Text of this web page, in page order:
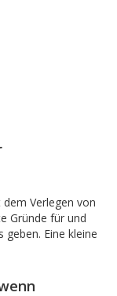
Verlegen von
Gründe für und
Eine kleine